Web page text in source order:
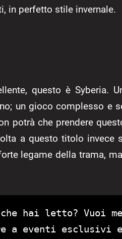
in perfetto stile invernale.
questo è Syberia.
un gioco complesso e
potrà che prendere
a questo titolo invece
legame della trama,
hai letto? Vuoi
a eventi esclusivi